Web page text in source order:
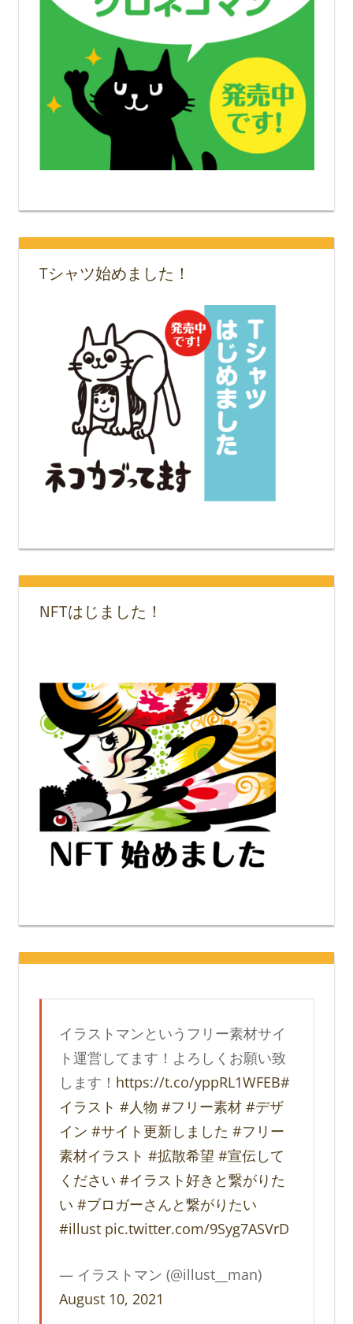
Tシャツ始めました！
NFTはじました！
イラストマンというフリー素材サイ
ト運営してます！よろしくお願い致
します！ https://t.co/yppRL1WFEB#
イラスト #人物 #フリー素材 #デザ
イン #サイト更新しました #フリー
素材イラスト #拡散希望 #宣伝して
ください #イラスト好きと繋がりた
い #ブロガーさんと繋がりたい
#illust pic.twitter.com/9Syg7ASVrD
— イラストマン (@illust__man)
August 10, 2021